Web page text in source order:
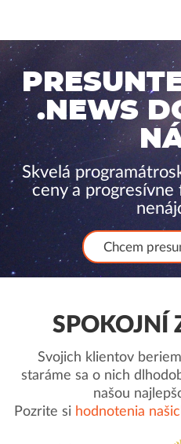
.NEWS
Skvelá
ceny a
Chcem
SPOKOJNÍ
Svojich klientov
staráme sa o nich
našou
Pozrite si hodnotenia